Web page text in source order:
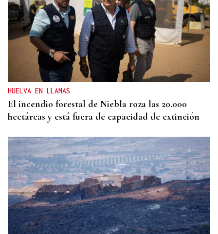
HELICOPTERO MEDICALIZADO
Un motorista en estado grave tras una colisión en
Velle
HUELVA EN LLAMAS
El incendio forestal de Niebla roza las 20.000
hectáreas y está fuera de capacidad de extinción